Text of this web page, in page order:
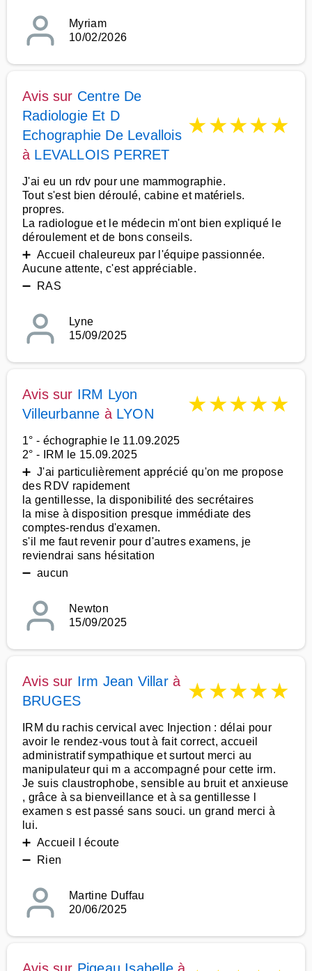
Myriam
10/02/2026
Avis sur Centre De
Radiologie Et D
Echographie De Levallois
à LEVALLOIS PERRET
★★★★★
J'ai eu un rdv pour une mammographie.
Tout s'est bien déroulé, cabine et matériels.
propres.
La radiologue et le médecin m'ont bien expliqué le
déroulement et de bons conseils.
➕ Accueil chaleureux par l'équipe passionnée.
Aucune attente, c'est appréciable.
➖ RAS
Lyne
15/09/2025
Avis sur IRM Lyon
Villeurbanne à LYON ★★★★★
1° - échographie le 11.09.2025
2° - IRM le 15.09.2025
➕ J'ai particulièrement apprécié qu'on me propose
des RDV rapidement
la gentillesse, la disponibilité des secrétaires
la mise à disposition presque immédiate des
comptes-rendus d'examen.
s'il me faut revenir pour d'autres examens, je
reviendrai sans hésitation
➖ aucun
Newton
15/09/2025
Avis sur Irm Jean Villarà
BRUGES
★★★★★
IRM du rachis cervical avec Injection : délai pour
avoir le rendez-vous tout à fait correct, accueil
administratif sympathique et surtout merci au
manipulateur qui m a accompagné pour cette irm.
Je suis claustrophobe, sensible au bruit et anxieuse
, grâce à sa bienveillance et à sa gentillesse l
examen s est passé sans souci. un grand merci à
lui.
➕ Accueil l écoute
➖ Rien
Martine Duffau
20/06/2025